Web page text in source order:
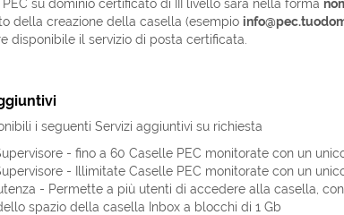
PEC su dominio certificato di III livello sarà nella forma
della creazione della casella (esempio
disponibile il servizio di posta certificata.
i seguenti Servizi aggiuntivi su richiesta
- fino a 60 Caselle PEC monitorate con un
- Illimitate Caselle PEC monitorate con un
- Permette a più utenti di accedere alla casella,
spazio della casella Inbox a blocchi di 1 Gb